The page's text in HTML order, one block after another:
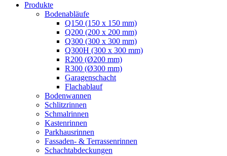
Produkte
Bodenabläufe
Q150 (150 x 150 mm)
Q200 (200 x 200 mm)
Q300 (300 x 300 mm)
Q300H (300 x 300 mm)
R200 (Ø200 mm)
R300 (Ø300 mm)
Garagenschacht
Flachablauf
Bodenwannen
Schlitzrinnen
Schmalrinnen
Kastenrinnen
Parkhausrinnen
Fassaden- & Terrassenrinnen
Schachtabdeckungen